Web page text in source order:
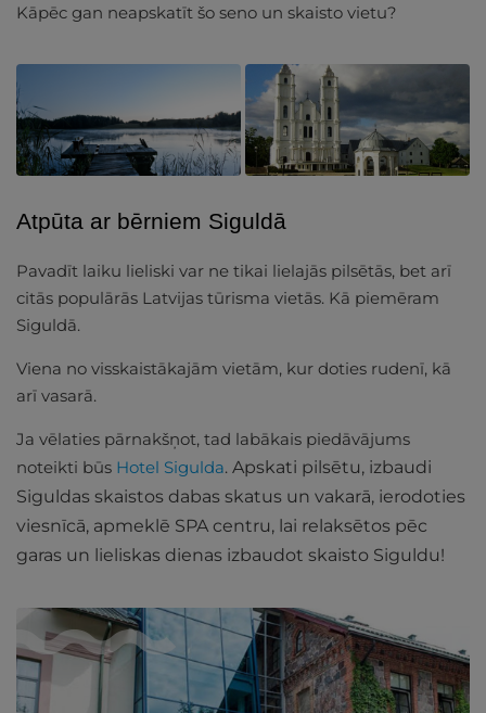
Kāpēc gan neapskatīt šo seno un skaisto vietu?
Atpūta ar bērniem Siguldā
Pavadīt laiku lieliski var ne tikai lielajās pilsētās, bet arī
citās populārās Latvijas tūrisma vietās. Kā piemēram
Siguldā.
Viena no visskaistākajām vietām, kur doties rudenī, kā
arī vasarā.
Ja vēlaties pārnakšņot, tad labākais piedāvājums
noteikti būs Hotel Sigulda. Apskati pilsētu, izbaudi
Siguldas skaistos dabas skatus un vakarā, ierodoties
viesnīcā, apmeklē SPA centru, lai relaksētos pēc
garas un lieliskas dienas izbaudot skaisto Siguldu!